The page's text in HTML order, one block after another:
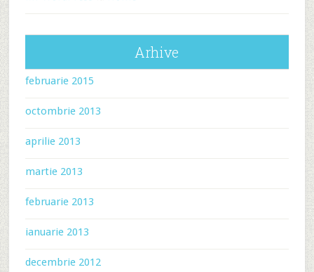
Arhive
februarie 2015
octombrie 2013
aprilie 2013
martie 2013
februarie 2013
ianuarie 2013
decembrie 2012